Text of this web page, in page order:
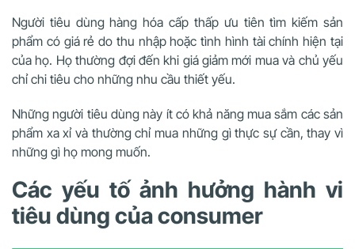
Người tiêu dùng hàng hóa cấp thấp ưu tiên tìm kiếm sản
phẩm có giá rẻ do thu nhập hoặc tình hình tài chính hiện tại
của họ. Họ thường đợi đến khi giá giảm mới mua và chủ yếu
chỉ chi tiêu cho những nhu cầu thiết yếu.
Những người tiêu dùng này ít có khả năng mua sắm các sản
phẩm xa xỉ và thường chỉ mua những gì thực sự cần, thay vì
những gì họ mong muốn.
Các yếu tố ảnh hưởng hành vi
tiêu dùng của consumer